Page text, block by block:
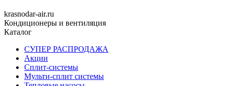
krasnodar-air.ru
Кондиционеры и вентиляция
Каталог
СУПЕР РАСПРОДАЖА
Акции
Сплит-системы
Мульти-сплит системы